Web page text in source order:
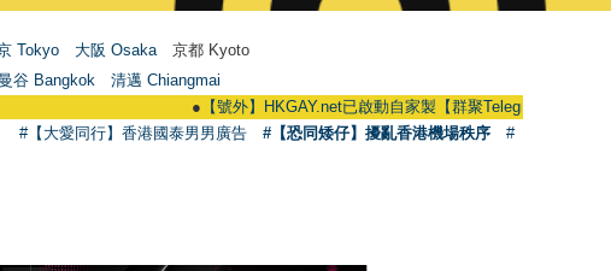
Tokyo 大阪 Osaka 京都 Kyoto
曼谷 Bangkok
清邁 Chiangmai
【號外】HKGAY.net已啟動自家製【群聚Telegram群組】
#【大愛同行】香港國泰男男廣告 #【恐同矮仔】擾亂香港機場秩序
#